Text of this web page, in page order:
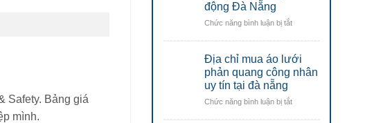
Safety. Bảng giá
mình.
loại
hộ
lao
động Đà Nẵng
Chức năng bình luận bị tắtở
đồng
phục
tư
Địa chỉ mua áo lưới
phản quang công nhân
uy tín tại đà nẵng
Chức năng bình luận bị tắtở